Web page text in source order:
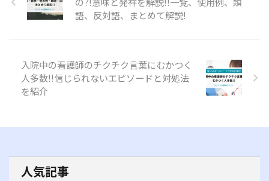
語、反対語、まとめて解説!
入院中の看護師のチクチク言葉にむかつく
人多数!!信じられないエピソードと対処法
を紹介
人気記事